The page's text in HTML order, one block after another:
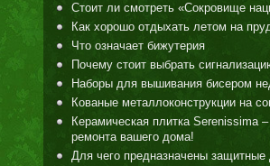
Стоит ли смотреть «Сокровище
Как хорошо отдыхать летом на
Что означает бижутерия
Почему стоит выбрать
Наборы для вышивания бисером
Кованые металлоконструкции на
Керамическая плитка Serenissima
ремонта вашего дома!
Для чего предназначены защитные